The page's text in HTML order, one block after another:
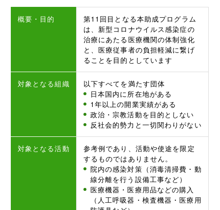
概要・目的
第11回目となる本助成プログラム
は、新型コロナウイルス感染症の
治療にあたる医療機関の体制強化
と、医療従事者の負担軽減に繋げ
ることを目的としています
対象となる組織
以下すべてを満たす団体
日本国内に所在地がある
1年以上の開業実績がある
政治・宗教活動を目的としない
反社会的勢力と一切関わりがない
対象となる活動
参考例であり、活動や使途を限定
するものではありません。
院内の感染対策（消毒清掃費・動
線分離を行う設備工事など）
医療機器・医療用品などの購入
（人工呼吸器・検査機器・医療用